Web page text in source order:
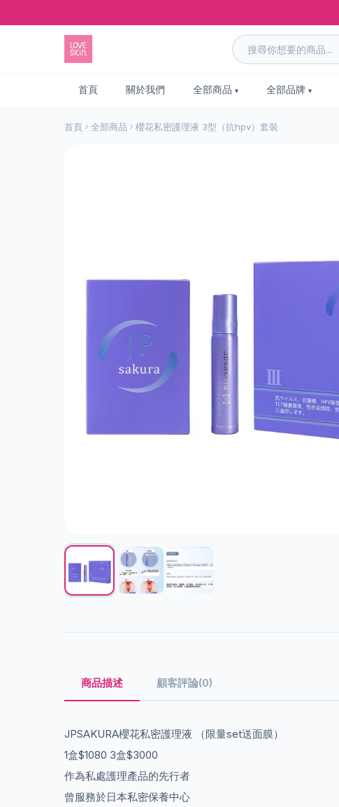
首頁 關於我們 全部商品 全部品牌
首頁 全部商品 櫻花私密護理液 3型（抗hpv）套裝
商品描述 顧客評論(0)
JPSAKURA櫻花私密護理液 （限量set送面膜）
1盒$1080 3盒$3000
作為私處護理產品的先行者
曾服務於日本私密保養中心